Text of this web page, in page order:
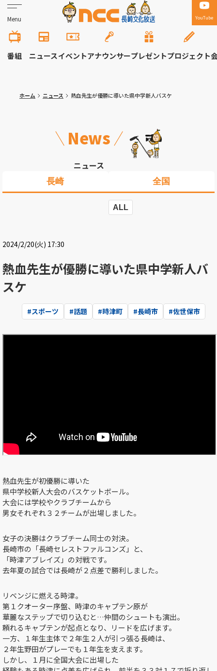
Menu YouTube
番組 ニュースイベントアナウンサープレゼントプロジェクト
ホーム ニュース 熱血先生が優勝に導いた県中学新人バスケ
News
ニュース
長崎 全国
ALL
2024/2/20(火) 17:30
熱血先生が優勝に導いた県中学新人バ
スケ
#スポーツ #話題 #時津町 #長崎市 #佐世保市
熱血先生が初優勝に導いた
県中学校新人大会のバスケットボール。
大会には学校やクラブチームから
男女それぞれ３２チームが出場しました。
女子の決勝はクラブチーム同士の対決。
長崎市の「長崎セレストファルコンズ」と、
「時津アブレイズ」の対戦です。
去年夏の試合では長崎が２点差で勝利しました。
リベンジに燃える時津。
第１クオーター序盤、時津のキャプテン原が
華麗なステップで切り込むと…仲間のシュートも演出。
頼れるキャプテンが起点となり、リードを広げます。
一方、１年生主体で２年生２人が引っ張る長崎は、
２年生野田がプレーでも１年生を支えます。
しかし、１月に全国大会に出場した